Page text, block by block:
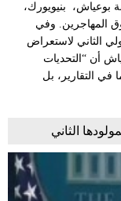
بوعياش، بنيويورك،
المهاجرين. وفي
الثاني لاستعراض
بوعياش أن “التحديات
في التقارير، بل
الثاني